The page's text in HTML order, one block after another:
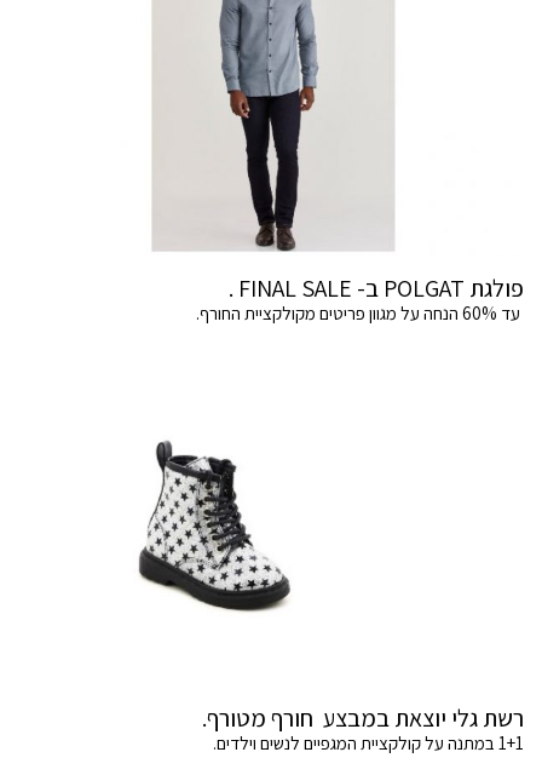
פולגת POLGAT ב- FINAL SALE .
עד 60% הנחה על מגוון פריטים מקולקציית החורף.
רשת גלי יוצאת במבצע חורף מטורף.
1+1 במתנה על קולקציית המגפיים לנשים וילדים.